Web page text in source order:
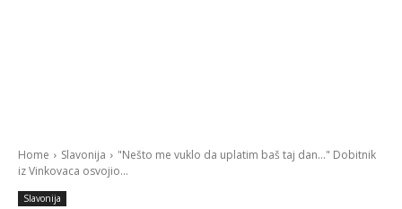
Home Slavonija
"Nešto me vuklo da uplatim baš taj dan..." Dobitnik
iz Vinkovaca osvojio...
Slavonija